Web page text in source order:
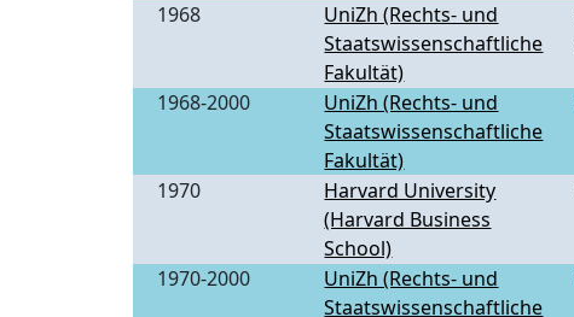
1968
UniZh (Rechts- und
Staatswissenschaftliche
Fakultät)
1968-2000
UniZh (Rechts- und
Staatswissenschaftliche
Fakultät)
1970
Harvard University
(Harvard Business
School)
1970-2000
UniZh (Rechts- und
Staatswissenschaftliche